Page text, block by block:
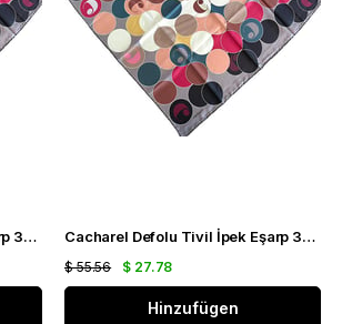
Cacharel Defolu Tivil İpek Eşarp 35744 Krem Karışık Desen Cacharel Defolu Tivil İpek Eşarp 35746 Krem Karışık Desen
$ 27.78
$ 55.56
Hinzufügen